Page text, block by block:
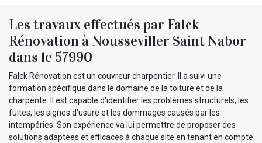
Les travaux effectués par Falck
Rénovation à Nousseviller Saint Nabor
dans le 57990
Falck Rénovation est un couvreur charpentier. Il a suivi une
formation spécifique dans le domaine de la toiture et de la
charpente. Il est capable d'identifier les problèmes structurels, les
fuites, les signes d'usure et les dommages causés par les
intempéries. Son expérience va lui permettre de proposer des
solutions adaptées et efficaces à chaque site en tenant en compte